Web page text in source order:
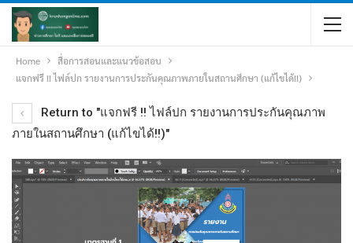
Home
สื่อการสอนและแนวข้อสอบ
แจกฟรี !! ไฟล์ปก รายงานการประกันคุณภาพภายในสถานศึกษา (แก้ไขได้!!)
Return to "แจกฟรี !! ไฟล์ปก รายงานการประกันคุณภาพ
ภายในสถานศึกษา (แก้ไขได้!!)"